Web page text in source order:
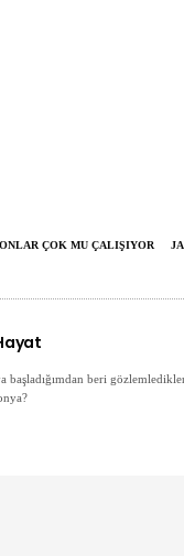
ÇOK MU ÇALIŞIYOR
başladığımdan beri